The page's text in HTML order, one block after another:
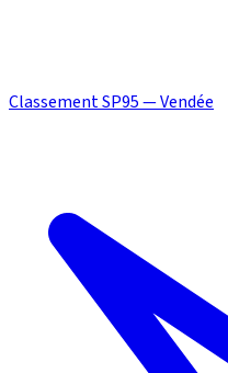
Classement SP95 — Vendée